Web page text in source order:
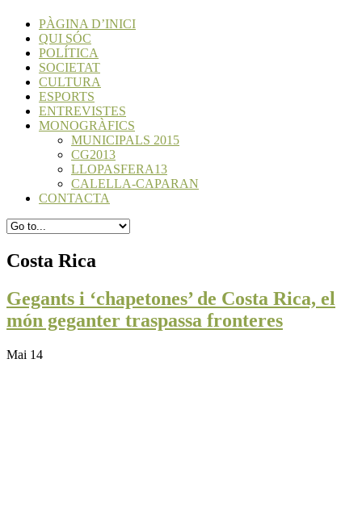
PÀGINA D’INICI
QUI SÓC
POLÍTICA
SOCIETAT
CULTURA
ESPORTS
ENTREVISTES
MONOGRÀFICS
MUNICIPALS 2015
CG2013
LLOPASFERA13
CALELLA-CAPARAN
CONTACTA
Costa Rica
Gegants i ‘chapetones’ de Costa Rica, el
món geganter traspassa fronteres
Mai 14